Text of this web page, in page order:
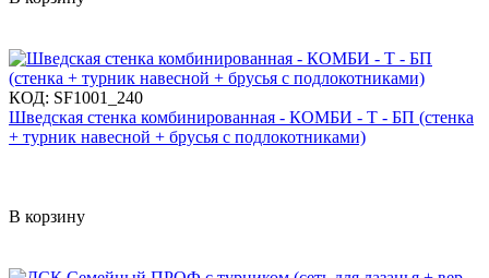
КОД: SF1001_240
Шведская стенка комбинированная - КОМБИ - Т - БП (стенка
+ турник навесной + брусья с подлокотниками)
В корзину